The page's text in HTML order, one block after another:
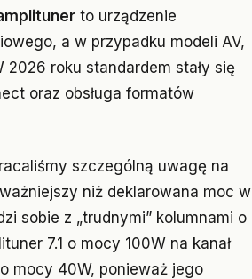
to urządzenie
a w przypadku modeli AV,
roku standardem stały się
oraz obsługa formatów
szczególną uwagę na
niż deklarowana moc w
sobie z „trudnymi” kolumnami o
7.1 o mocy 100W na kanał
mocy 40W, ponieważ jego